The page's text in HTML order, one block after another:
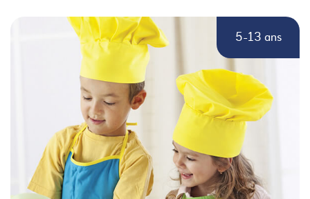
5-13 ans